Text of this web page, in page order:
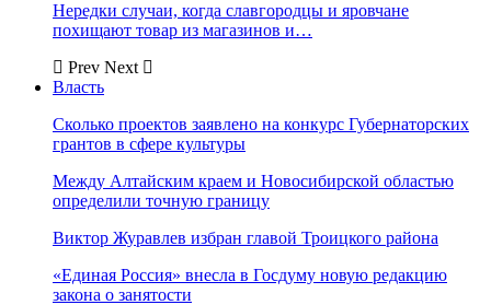
Нередки случаи, когда славгородцы и яровчане
похищают товар из магазинов и…
Prev Next
Власть
Сколько проектов заявлено на конкурс Губернаторских
грантов в сфере культуры
Между Алтайским краем и Новосибирской областью
определили точную границу
Виктор Журавлев избран главой Троицкого района
«Единая Россия» внесла в Госдуму новую редакцию
закона о занятости